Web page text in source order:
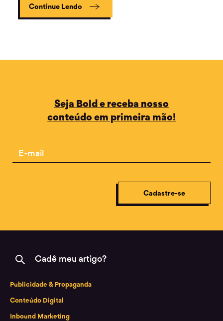
Continue Lendo
Seja Bold e receba nosso
conteúdo em primeira mão!
Email
Cadastre-se
Buscar
Publicidade & Propaganda
Conteúdo Digital
Inbound Marketing